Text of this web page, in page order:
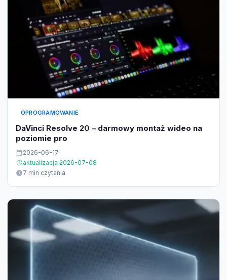
OPROGRAMOWANIE
DaVinci Resolve 20 – darmowy montaż wideo na
poziomie pro
2026-06-17
aktualizacja 2026-07-08
7 min czytania